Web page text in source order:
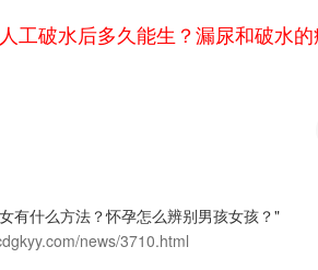
工破水后多久能生？漏尿和破水
有什么方法？怀孕怎么辨别男孩女孩？"
news/3710.html